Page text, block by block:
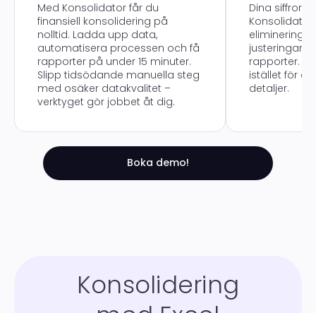
Med Konsolidator får du
finansiell konsolidering på
nolltid. Ladda upp data,
automatisera processen och få
rapporter på under 15 minuter.
Slipp tidsödande manuella steg
med osäker datakvalitet –
verktyget gör jobbet åt dig.
Dina siffror
justeringar
rapporter.
istället för
detaljer.
Boka demo!
Konsolidering